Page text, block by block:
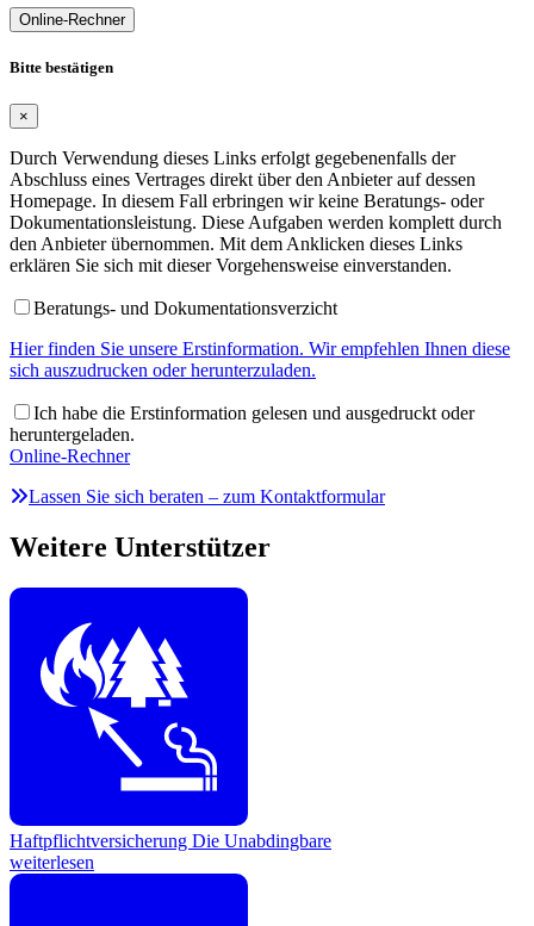
Online-Rechner
Bitte bestätigen
×
Durch Verwendung dieses Links erfolgt gegebenenfalls der
Abschluss eines Vertrages direkt über den Anbieter auf dessen
Homepage. In diesem Fall erbringen wir keine Beratungs- oder
Dokumentationsleistung. Diese Aufgaben werden komplett durch
den Anbieter übernommen. Mit dem Anklicken dieses Links
erklären Sie sich mit dieser Vorgehensweise einverstanden.
Beratungs- und Dokumentationsverzicht
Hier finden Sie unsere Erstinformation. Wir empfehlen Ihnen diese
sich auszudrucken oder herunterzuladen.
Ich habe die Erstinformation gelesen und ausgedruckt oder
heruntergeladen.
Online-Rechner
Lassen Sie sich beraten – zum Kontaktformular
Weitere Unterstützer
Haftpflichtversicherung Die Unabdingbare
weiterlesen